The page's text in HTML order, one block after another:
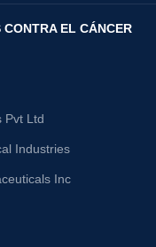
CONTRA EL CÁNCER
Pvt Ltd
Industries
Inc